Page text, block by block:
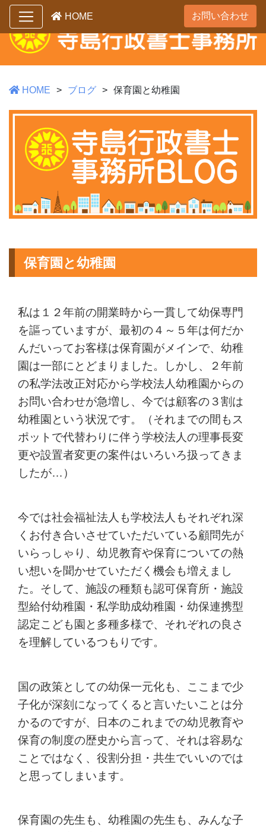
HOME お問い合わせ
HOME ブログ 保育園と幼稚園
保育園と幼稚園
私は１２年前の開業時から一貫して幼保専門
を謳っていますが、最初の４～５年は何だか
んだいってお客様は保育園がメインで、幼稚
園は一部にとどまりました。しかし、２年前
の私学法改正対応から学校法人幼稚園からの
お問い合わせが急増し、今では顧客の３割は
幼稚園という状況です。（それまでの間もス
ポットで代替わりに伴う学校法人の理事長変
更や設置者変更の案件はいろいろ扱ってきま
したが…）
今では社会福祉法人も学校法人もそれぞれ深
くお付き合いさせていただいている顧問先が
いらっしゃり、幼児教育や保育についての熱
い想いを聞かせていただく機会も増えまし
た。そして、施設の種類も認可保育所・施設
型給付幼稚園・私学助成幼稚園・幼保連携型
認定こども園と多種多様で、それぞれの良さ
を理解しているつもりです。
国の政策としての幼保一元化も、ここまで少
子化が深刻になってくると言いたいことは分
かるのですが、日本のこれまでの幼児教育や
保育の制度の歴史から言って、それは容易な
ことではなく、役割分担・共生でいいのでは
と思ってしまいます。
保育園の先生も、幼稚園の先生も、みんな子